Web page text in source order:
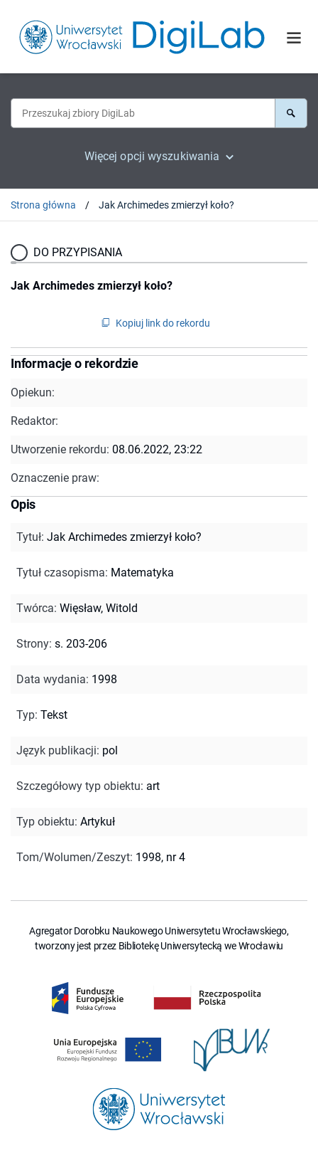
Więcej opcji wyszukiwania
Strona główna Jak Archimedes zmierzył koło?
DO PRZYPISANIA
Jak Archimedes zmierzył koło?
Kopiuj link do rekordu
Informacje o rekordzie
Opiekun:
Redaktor:
Utworzenie rekordu: 08.06.2022, 23:22
Oznaczenie praw:
Opis
Tytuł: Jak Archimedes zmierzył koło?
Tytuł czasopisma: Matematyka
Twórca: Więsław, Witold
Strony: s. 203-206
Data wydania: 1998
Typ: Tekst
Język publikacji: pol
Szczegółowy typ obiektu: art
Typ obiektu: Artykuł
Tom/Wolumen/Zeszyt: 1998, nr 4
Agregator Dorobku Naukowego Uniwersytetu Wrocławskiego,
tworzony jest przez Bibliotekę Uniwersytecką we Wrocławiu